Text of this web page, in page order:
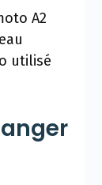
A2
utilisé